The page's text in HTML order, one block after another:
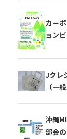
カー
ョンビ
Jクレ
（一
沖縄
部会